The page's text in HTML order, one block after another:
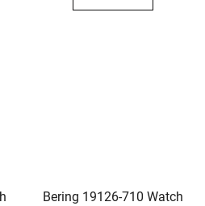
Bering 19126-710 Watch